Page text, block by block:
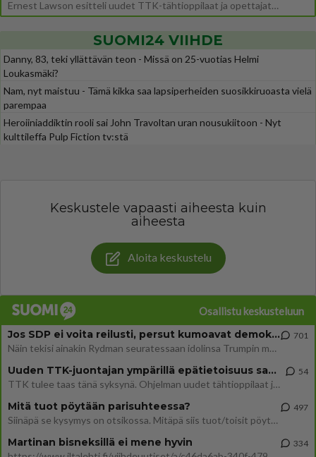
Ernest Lawson esitteli uudet TTK-tähtioppilaat ja opettajat torstaina 6.8. lehdistölle. Tulevalla kaudella on yksi hausk
SUOMI24 VIIHDE
Danny, 83, teki yllättävän teon - Missä on 25-vuotias Helmi
Loukasmäki?
Nam, nyt maistuu - Tämä kikka saa lapsiperheiden suosikkiruoasta vielä
parempaa
Heroiiniaddiktin rooli sai John Travoltan uran nousukiitoon - Nyt
kulttileffa Pulp Fiction tv:stä
Keskustele vapaasti aiheesta kuin
aiheesta
Aloita keskustelu
Osallistu keskusteluun
Jos SDP ei voita reilusti, persut kumoavat demokratian Suomesta
Näin tekisi ainakin Rydman seuratessaan idolinsa Trumpin mallia https://www.is.fi/politiikka/art-2000012187244.html
701
Uuden TTK-juontajan ympärillä epätietoisuus sakenee - Nyt MTV hämmentää soppaa
TTK tulee taas tänä syksynä. Ohjelman uudet tähtioppilaat julkistetaan torstaina 6. elokuuta klo 14 alkavassa lehdistö
54
Mitä tuot pöytään parisuhteessa?
Siinäpä se kysymys on otsikossa. Mitäpä siis tuot/toisit pöytään parisuhteessa? Oletko mies vai nainen? Koetko sen mitä
497
Martinan bisneksillä ei mene hyvin 334